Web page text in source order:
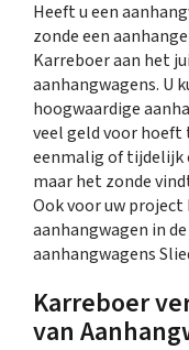
Heeft u een
zonde een
Karreboer aan het
aanhangwagens. U
hoogwaardige
veel geld voor hoeft
eenmalig of tijdelijk
maar het zonde
Ook voor uw project
aanhangwagen in
aanhangwagens
Karreboer
van